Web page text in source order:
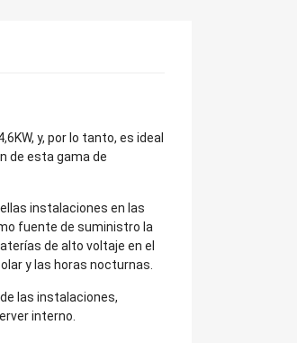
y, por lo tanto, es ideal
de esta gama de
instalaciones en las
fuente de suministro la
de alto voltaje en el
y las horas nocturnas.
las instalaciones,
interno.